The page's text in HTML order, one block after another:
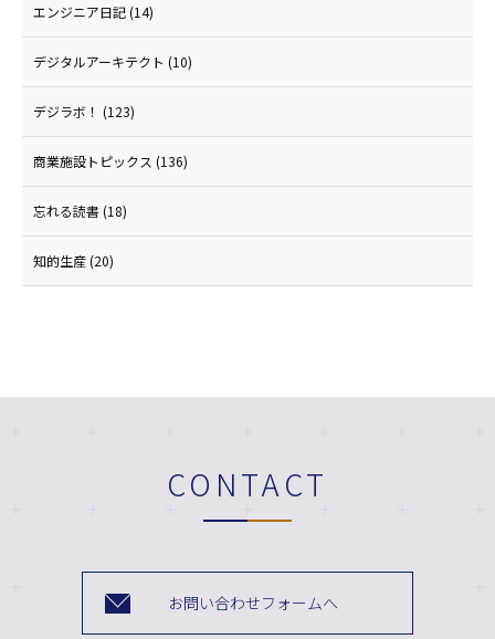
エンジニア日記(14)
デジタルアーキテクト (10)
デジラボ！ (123)
商業施設トピックス (136)
忘れる読書(18)
知的生産(20)
CONTACT
お問い合わせフォームへ